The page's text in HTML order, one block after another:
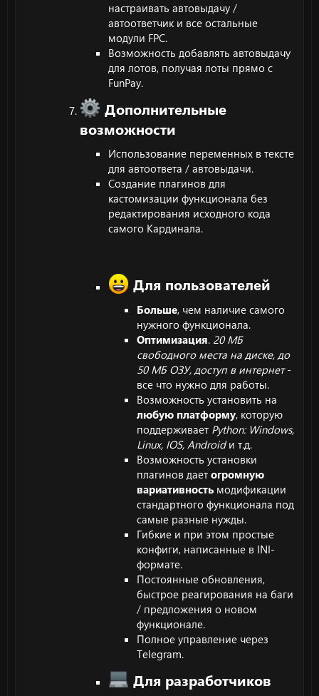
настраивать автовыдачу /
автоответчик и все остальные
модули FPC.
Возможность добавлять автовыдачу
для лотов, получая лоты прямо с
FunPay.
Дополнительные
возможности
Использование переменных в тексте
для автоответа / автовыдачи.
Создание плагинов для
кастомизации функционала без
редактирования исходного кода
самого Кардинала.
Для пользователей
Больше, чем наличие самого
нужного функционала.
Оптимизация. 20 МБ
свободного места на диске, до
50 МБ ОЗУ, доступ в интернет-
все что нужно для работы.
Возможность установить на
любую платформу, которую
поддерживает Python: Windows,
Linux, IOS, Androidи т.д.
Возможность установки
плагинов дает огромную
вариативность модификации
стандартного функционала под
самые разные нужды.
Гибкие и при этом простые
конфиги, написанные в INI-
формате.
Постоянные обновления,
быстрое реагирования на баги
/ предложения о новом
функционале.
Полное управление через
Telegram.
Для разработчиков